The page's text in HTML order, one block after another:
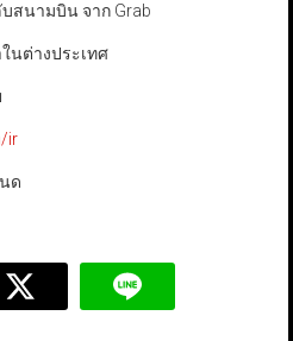
สนามบิน จาก Grab
นต่างประเทศ
ir
ด